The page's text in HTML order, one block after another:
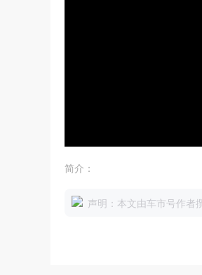
简介：
声明：本文由车市号作者